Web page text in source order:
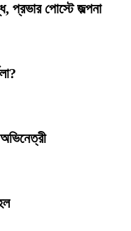
প্রভার পোস্টে জল্পনা